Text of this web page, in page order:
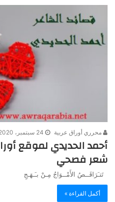
محرري أوراق عربية 24 سبتمبر، 2020
أحمد الحديدي لموقع
شعر فصحي
تَتـَرَاقَــصُ الأَمْــوَاجُ
أكمل القراءة »